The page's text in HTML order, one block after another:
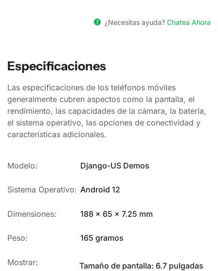
¿Necesitas ayuda? Chatea Ahora
Especificaciones
Las especificaciones de los teléfonos móviles
generalmente cubren aspectos como la pantalla, el
rendimiento, las capacidades de la cámara, la batería,
el sistema operativo, las opciones de conectividad y
características adicionales.
Modelo: Django-US Demos
Sistema Operativo: Android 12
Dimensiones: 188 x 65 x 7.25 mm
Peso: 165 gramos
Mostrar:
Tamaño de pantalla: 6.7 pulgadas